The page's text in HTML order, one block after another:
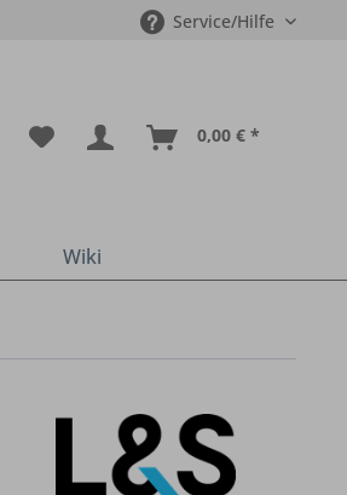
Service/Hilfe
0,00 € *
Wiki